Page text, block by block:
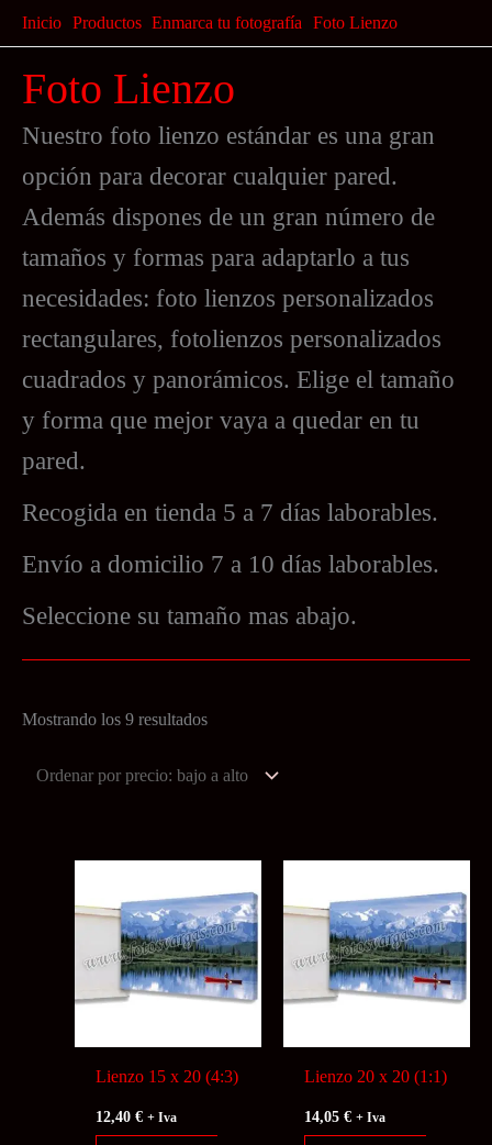
al
contenido
Inicio Productos Enmarca tu fotografía Foto Lienzo
Foto Lienzo
Nuestro foto lienzo estándar es una gran
opción para decorar cualquier pared.
Además dispones de un gran número de
tamaños y formas para adaptarlo a tus
necesidades: foto lienzos personalizados
rectangulares, fotolienzos personalizados
cuadrados y panorámicos. Elige el tamaño
y forma que mejor vaya a quedar en tu
pared.
Recogida en tienda 5 a 7 días laborables.
Envío a domicilio 7 a 10 días laborables.
Seleccione su tamaño mas abajo.
Mostrando los 9 resultadosOrdenado
precio:
Lienzo 15 x 20 (4:3)
12,40€ + Iva
Lienzo 20 x 20 (1:1)
14,05€ + Iva